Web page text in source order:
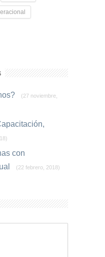
(27 noviembre,
con
(22 febrero, 2018)